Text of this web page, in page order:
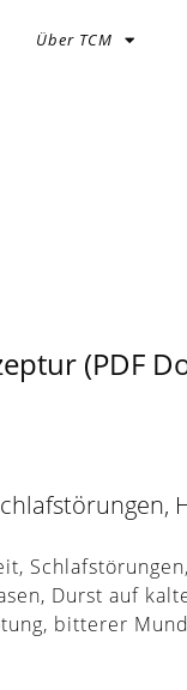
Über TCM
(PDF
Durst auf
bitterer